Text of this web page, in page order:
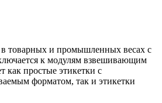
в товарных и промышленных весах с
к модулям взвешивающим
как простые этикетки с
форматом, так и этикетки